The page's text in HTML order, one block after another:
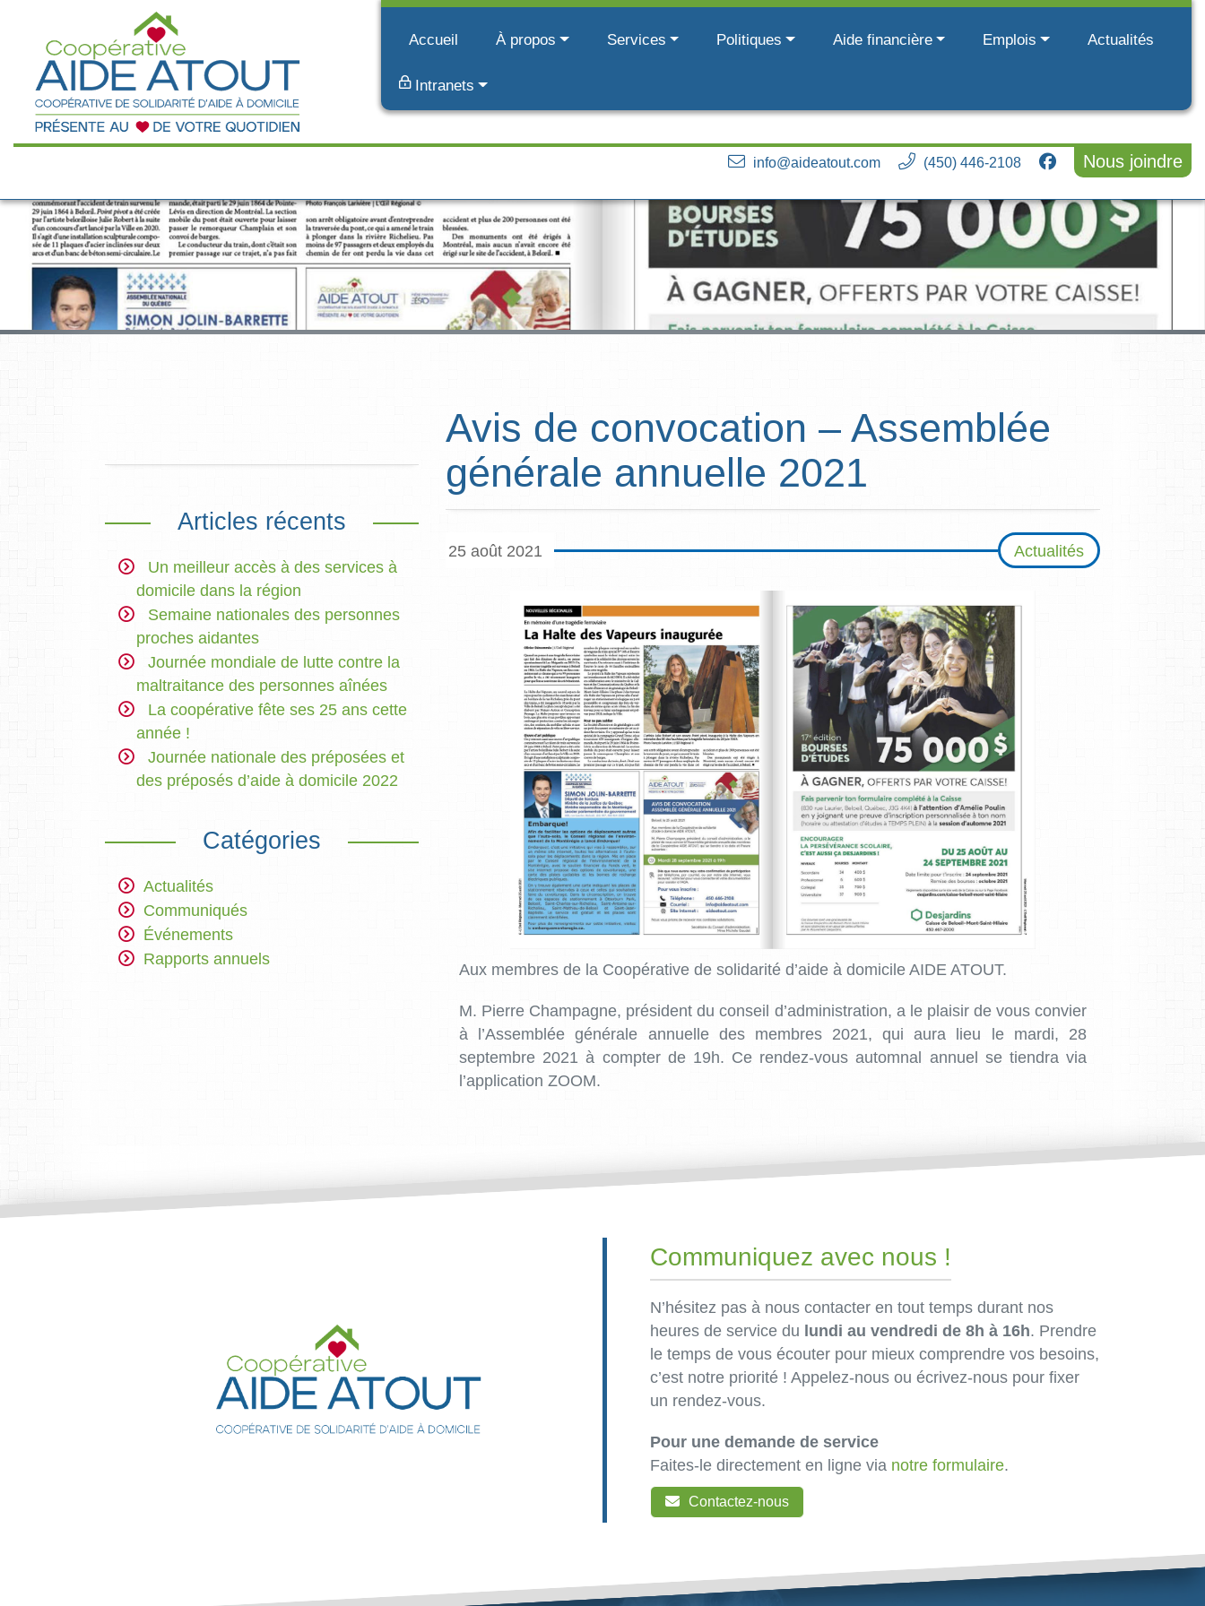
Accueil À propos Services Politiques Aide financière Emplois Actualités
Intranets
Nous joindre
(450) 446-2108
info@aideatout.com
Articles récents
Un meilleur accès à des services à
domicile dans la région
Semaine nationales des personnes
proches aidantes
Journée mondiale de lutte contre la
maltraitance des personnes aînées
La coopérative fête ses 25 ans cette
année !
Journée nationale des préposées et
des préposés d’aide à domicile 2022
Catégories
Actualités
Communiqués
Événements
Rapports annuels
Avis de convocation – Assemblée
générale annuelle 2021
Actualités
25 août 2021
Aux membres de la Coopérative de solidarité d’aide à domicile AIDE ATOUT.
M. Pierre Champagne, président du conseil d’administration, a le plaisir de vous convier
à l’Assemblée générale annuelle des membres 2021, qui aura lieu le mardi, 28
septembre 2021 à compter de 19h. Ce rendez-vous automnal annuel se tiendra via
l’application ZOOM.
Communiquez avec nous !
N’hésitez pas à nous contacter en tout temps durant nos
heures de service du lundi au vendredi de 8h à 16h. Prendre
le temps de vous écouter pour mieux comprendre vos besoins,
c’est notre priorité ! Appelez-nous ou écrivez-nous pour fixer
un rendez-vous.
Pour une demande de service
Faites-le directement en ligne via notre formulaire.
Contactez-nous